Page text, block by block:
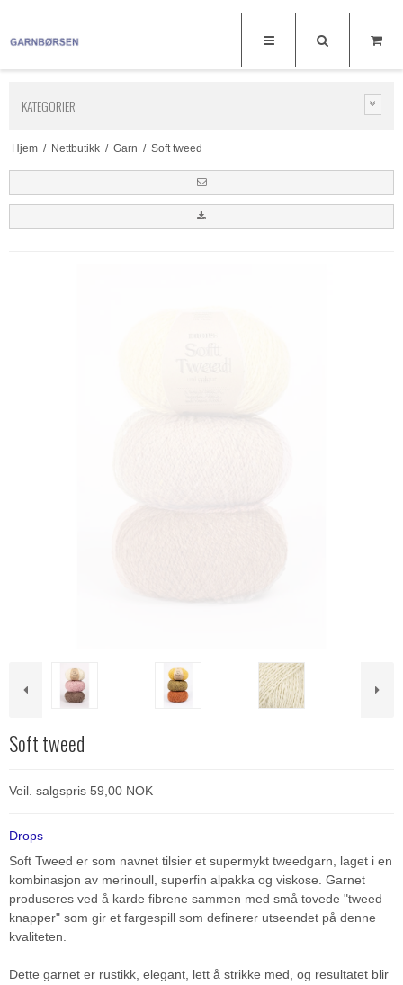
KATEGORIER
Hjem / Nettbutikk / Garn / Soft tweed
Soft tweed
Veil. salgspris 59,00 NOK
Drops
Soft Tweed er som navnet tilsier et supermykt tweedgarn, laget i en
kombinasjon av merinoull, superfin alpakka og viskose. Garnet
produseres ved å karde fibrene sammen med små tovede "tweed
knapper" som gir et fargespill som definerer utseendet på denne
kvaliteten.
Dette garnet er rustikk, elegant, lett å strikke med, og resultatet blir